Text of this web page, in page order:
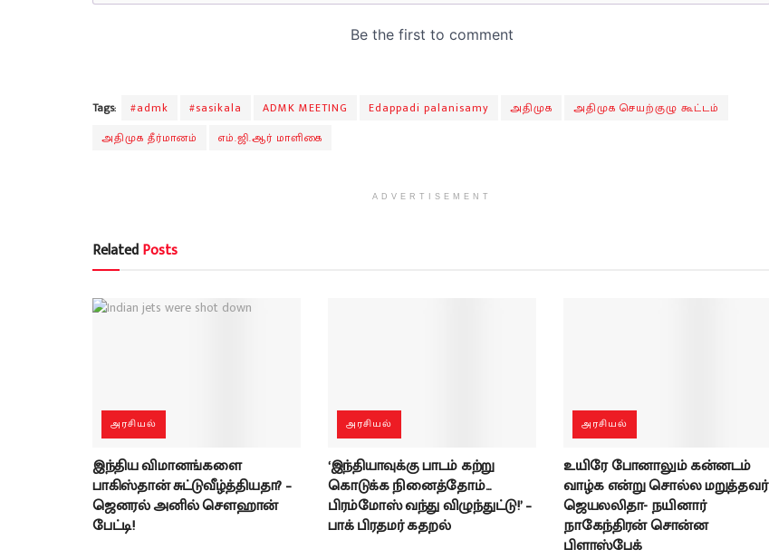
Tags: #admk #sasikala ADMK MEETING Edappadi palanisamy அதிமுக
அதிமுக செயற்குழு கூட்டம்
அதிமுக தீர்மானம்
எம்.ஜி.ஆர் மாளிகை
ADVERTISEMENT
RelatedPosts
அரசியல்
இந்திய விமானங்களை
பாகிஸ்தான் சுட்டுவீழ்த்தியதா? –
ஜெனரல் அனில் சௌஹான்
பேட்டி!
அரசியல்
‘இந்தியாவுக்கு பாடம் கற்று
கொடுக்க நினைத்தோம்…
பிரம்மோஸ் வந்து விழுந்துட்டு!’ –
பாக் பிரதமர் கதறல்
அரசியல்
உயிரே போனாலும் கன்னடம்
வாழ்க என்று சொல்ல மறுத்தவர்
ஜெயலலிதா- நயினார்
நாகேந்திரன் சொன்ன
பிளாஸ்பேக்